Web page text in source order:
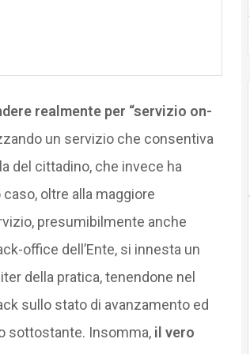
realmente per “servizio on-
un servizio che consentiva
del cittadino, che invece ha
oltre alla maggiore
presumibilmente anche
office dell’Ente, si innesta un
della pratica, tenendone nel
sullo stato di avanzamento ed
sottostante. Insomma, il vero